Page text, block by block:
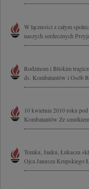
W łączności z całym
naszych serdecznych
Rodzinom i Bliskim
ds. Kombatantów i Osób
10 kwietnia 2010 roku
Kombatantów Ze
Tomku, Janku, Łukaszu
Ojca Janusza Krupskiego